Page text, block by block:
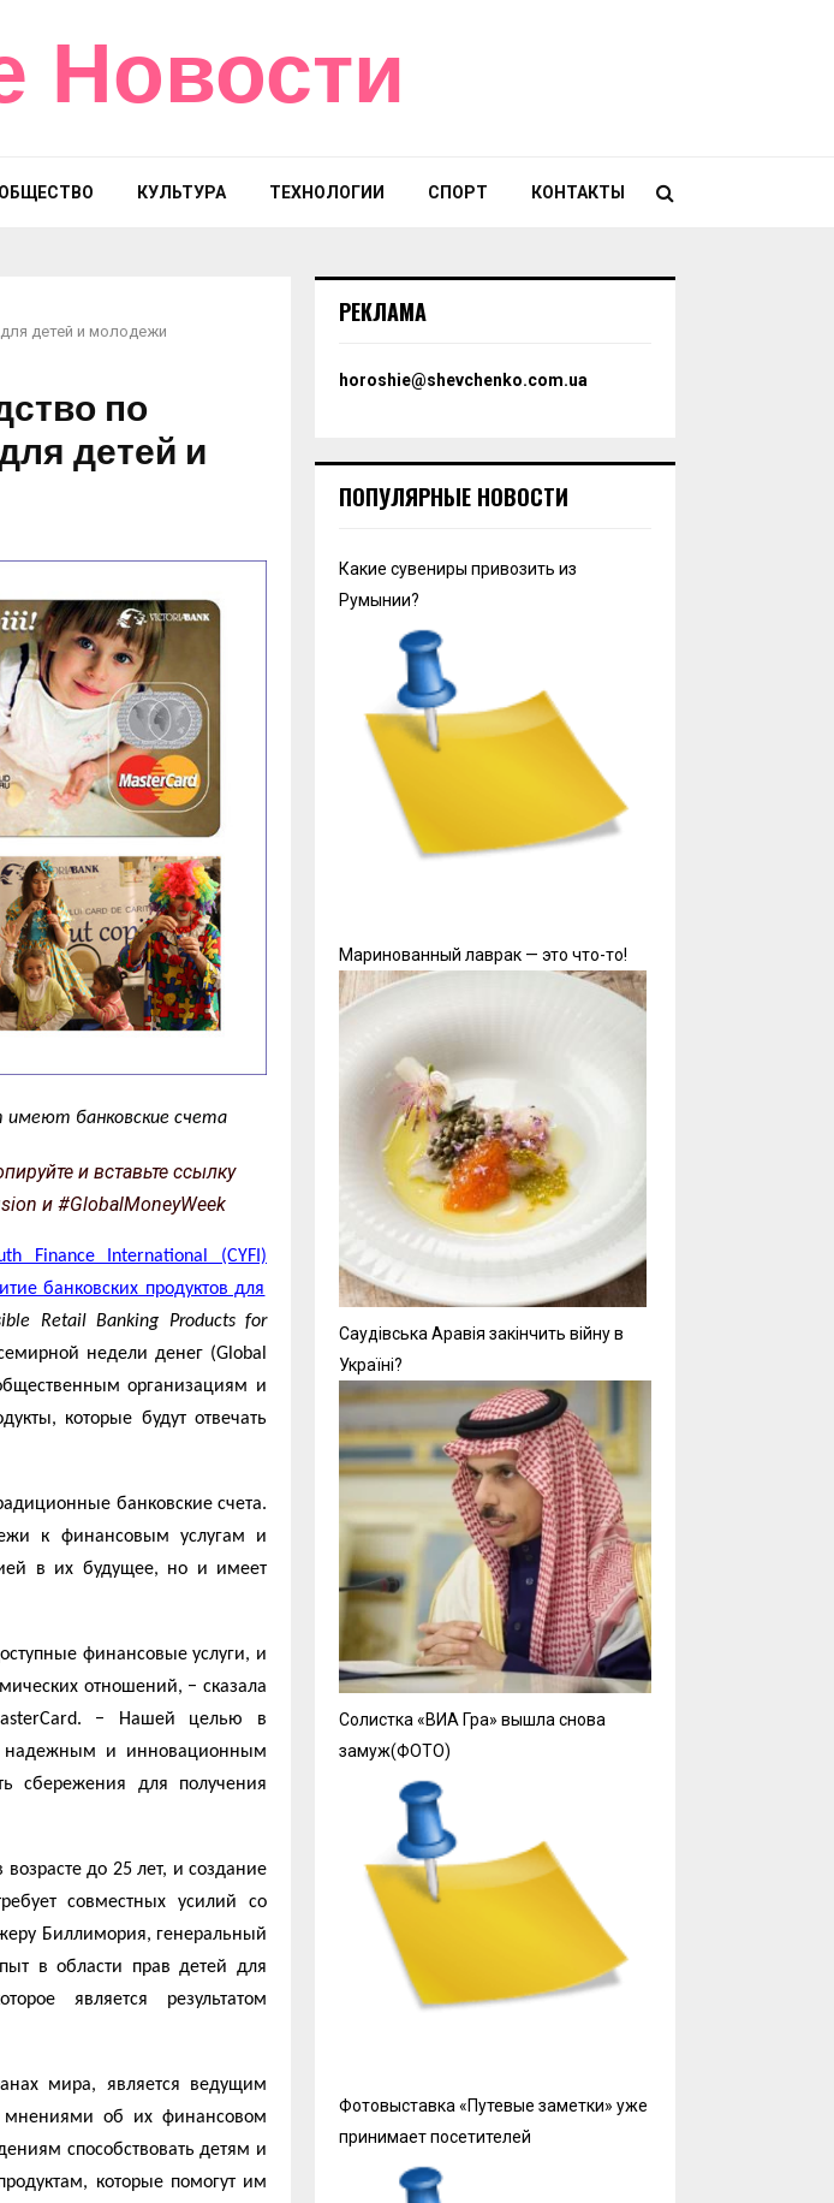
Новости
ОБЩЕСТВО КУЛЬТУРА ТЕХНОЛОГИИ СПОРТ КОНТАКТЫ
детей и молодежи
по
детей и
имеют банковские счета
и вставьте ссылку
и #GlobalMoneyWeek
Finance International (CYFI)
банковских продуктов для
Retail Banking Products for
недели денег (Global
организациям и
которые будут отвечать
банковские счета.
к финансовым услугам и
в их будущее, но и имеет
финансовые услуги, и
отношений, − сказала
− Нашей целью в
надежным и инновационным
сбережения для получения
до 25 лет, и создание
совместных усилий со
Биллимория, генеральный
в области прав детей для
является результатом
мира, является ведущим
об их финансовом
способствовать детям и
которые помогут им
РЕКЛАМА
horoshie@shevchenko.com.ua
ПОПУЛЯРНЫЕ НОВОСТИ
Какие сувениры привозить из
Румынии?
Маринованный лаврак — это что-то!
Саудівська Аравія закінчить війну в
Україні?
Солистка «ВИА Гра» вышла снова
замуж(ФОТО)
Фотовыставка «Путевые заметки» уже
принимает посетителей